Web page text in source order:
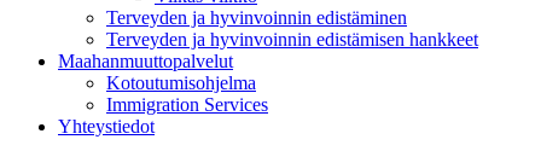
Terveyden ja hyvinvoinnin edistäminen
Terveyden ja hyvinvoinnin edistämisen hankkeet
Maahanmuuttopalvelut
Kotoutumisohjelma
Immigration Services
Yhteystiedot